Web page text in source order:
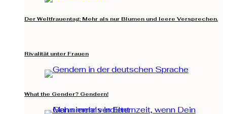
Der Weltfrauentag: Mehr als nur Blumen und leere Versprechen.
Rivalität unter Frauen
What the Gender? Gendern!